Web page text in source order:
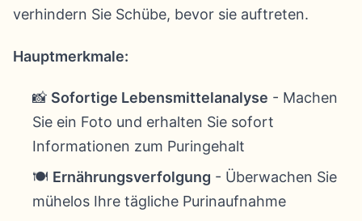
verhindern Sie Schübe, bevor sie auftreten.
Hauptmerkmale:
📸 Sofortige Lebensmittelanalyse - Machen
Sie ein Foto und erhalten Sie sofort
Informationen zum Puringehalt
🍽️ Ernährungsverfolgung - Überwachen Sie
mühelos Ihre tägliche Purinaufnahme